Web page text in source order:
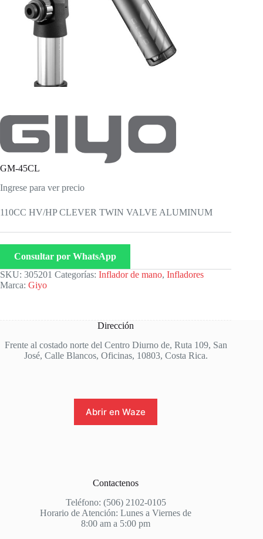
GM-45CL
Ingrese para ver precio
110CC HV/HP CLEVER TWIN VALVE ALUMINUM
Consultar por WhatsApp
SKU: 305201 Categorías: Inflador de mano, Infladores
Marca: Giyo
Dirección
Frente al costado norte del Centro Diurno de, Ruta 109, San
José, Calle Blancos, Oficinas, 10803, Costa Rica.
Abrir en Waze
Contactenos
Teléfono: (506) 2102-0105
Horario de Atención: Lunes a Viernes de
8:00 am a 5:00 pm